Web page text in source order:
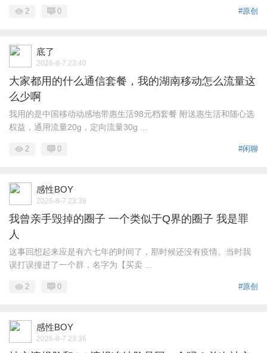
#原创
2 0
底了
2026-8-7 23:40
大家都用的什么通信套餐，我的湖南移动怎么流量这
么少啊
我用的是中国移动动感地带惠生活98元档套餐 附送惠生活和随心选
权益，通用流量20g，定向流量30g ...
#闲聊
2 0
感性BOY
2026-8-7 23:38
我曾亲手毁掉的圈子 一个类似于Q界的圈子 我是罪
人
这事回想起来应是有六七年的时间了，那时候还没有疫情。当时我
误打误撞进了一个群，名字为【买卖 ...
#原创
2 0
感性BOY
2026-8-7 23:36